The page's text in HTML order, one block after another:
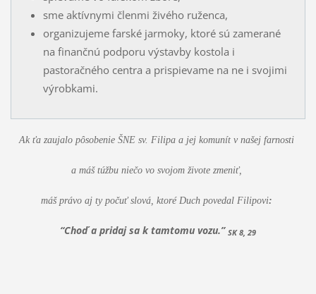
sme aktívnymi členmi živého ruženca,
organizujeme farské jarmoky, ktoré sú zamerané
na finančnú podporu výstavby kostola i
pastoračného centra a prispievame na ne i svojimi
výrobkami.
Ak ťa zaujalo pôsobenie ŠNE sv. Filipa a jej komunít v našej farnosti
a máš túžbu niečo vo svojom živote zmeniť,
máš právo aj ty počuť slová, ktoré Duch povedal Filipovi:
“Choď a pridaj sa k tamtomu vozu.” SK 8, 29